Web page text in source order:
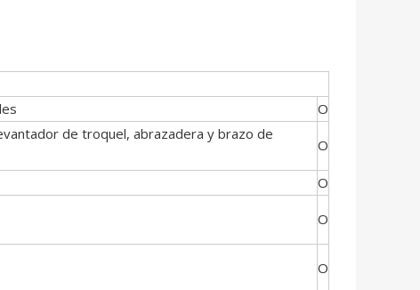
O
de troquel, abrazadera y brazo de
O
O
O
O